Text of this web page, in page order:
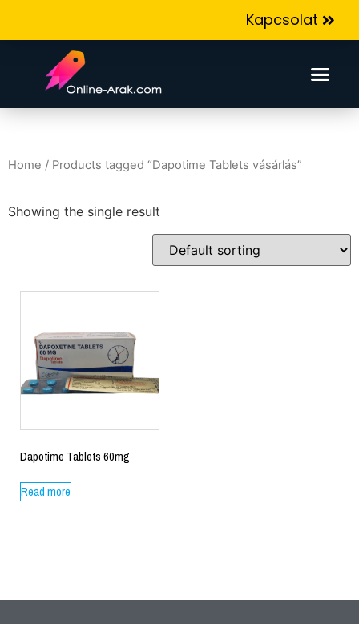
Kapcsolat
Home / Products tagged “Dapotime Tablets vásárlás”
Showing the single result
Dapotime Tablets 60mg
Read more